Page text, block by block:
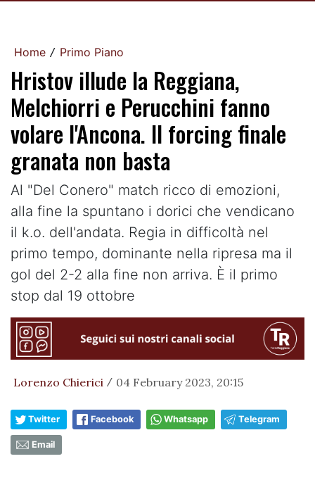
Home / Primo Piano
Hristov illude la Reggiana,
Melchiorri e Perucchini fanno
volare l'Ancona. Il forcing finale
granata non basta
Al "Del Conero" match ricco di emozioni,
alla fine la spuntano i dorici che vendicano
il k.o. dell'andata. Regia in difficoltà nel
primo tempo, dominante nella ripresa ma il
gol del 2-2 alla fine non arriva. È il primo
stop dal 19 ottobre
Lorenzo Chierici / 04 February 2023, 20:15
Twitter Facebook Whatsapp Telegram
Email